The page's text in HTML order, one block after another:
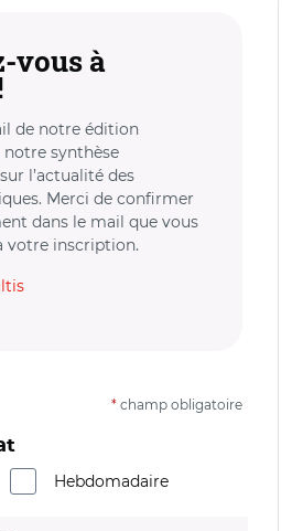
vous à
de notre édition
synthèse
l’actualité des
Merci de confirmer
dans le mail que vous
votre inscription.
* champ obligatoire
Hebdomadaire